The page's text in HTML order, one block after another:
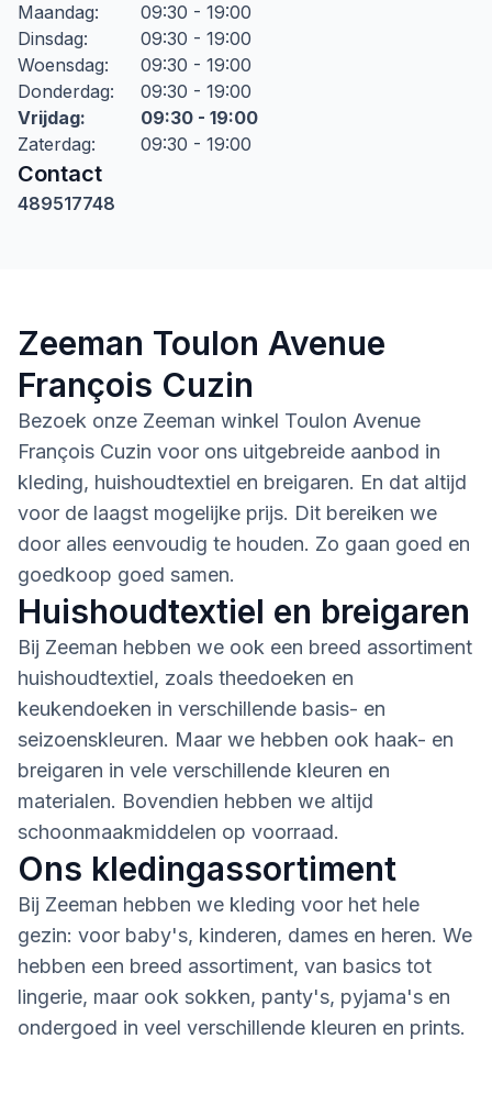
Maandag:
09:30 - 19:00
Dinsdag:
09:30 - 19:00
Woensdag:
09:30 - 19:00
Donderdag:
09:30 - 19:00
Vrijdag:
09:30 - 19:00
Zaterdag: 09:30 - 19:00
Contact
489517748
Zeeman Toulon Avenue
François Cuzin
Bezoek onze Zeeman winkel Toulon Avenue
François Cuzin voor ons uitgebreide aanbod in
kleding, huishoudtextiel en breigaren. En dat altijd
voor de laagst mogelijke prijs. Dit bereiken we
door alles eenvoudig te houden. Zo gaan goed en
goedkoop goed samen.
Huishoudtextiel en breigaren
Bij Zeeman hebben we ook een breed assortiment
huishoudtextiel, zoals theedoeken en
keukendoeken in verschillende basis- en
seizoenskleuren. Maar we hebben ook haak- en
breigaren in vele verschillende kleuren en
materialen. Bovendien hebben we altijd
schoonmaakmiddelen op voorraad.
Ons kledingassortiment
Bij Zeeman hebben we kleding voor het hele
gezin: voor baby's, kinderen, dames en heren. We
hebben een breed assortiment, van basics tot
lingerie, maar ook sokken, panty's, pyjama's en
ondergoed in veel verschillende kleuren en prints.